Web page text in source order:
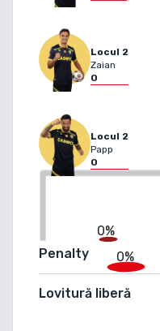
Locul 2
Zaian
0
Locul 2
Papp
0
0%
0%
Penalty
Lovitură liberă